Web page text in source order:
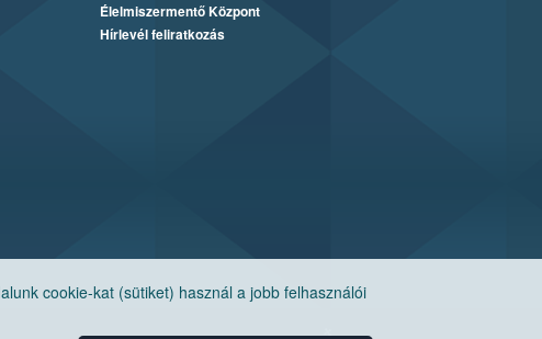
cookie-kat (sütiket) használ a jobb felhasználói
Élelmiszermentő Központ
Hírlevél feliratkozás